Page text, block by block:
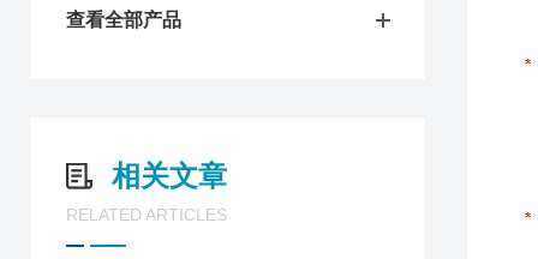
查看全部产品
相关文章
RELATED ARTICLES